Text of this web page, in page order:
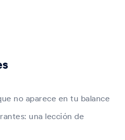
no aparece en tu balance
una lección de